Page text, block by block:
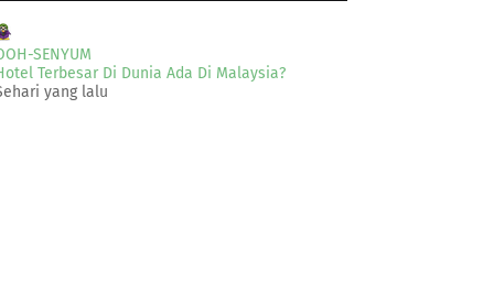
SENYUM
Terbesar Di Dunia Ada Di Malaysia?
yang lalu